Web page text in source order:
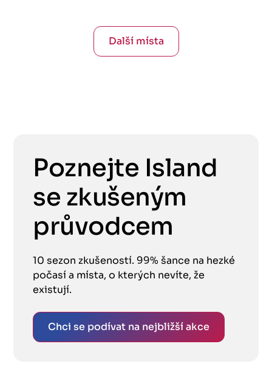
Další místa
Poznejte Island
se zkušeným
průvodcem
10 sezon zkušeností. 99% šance na hezké
počasí a místa, o kterých nevíte, že
existují.
Chci se podívat na nejbližší akce